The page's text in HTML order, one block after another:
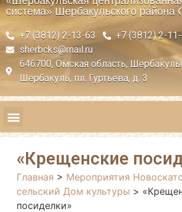
система» Шербакульского района
+7 (3812) 2-13-63
+7 (3812) 2-
sherbcks@mail.ru
646700, Омская область,
Шербакуль, пл. Гуртьева, д. 3
«Крещенские
Главная > Мероприятия
сельский Дом культуры >
посиделки»